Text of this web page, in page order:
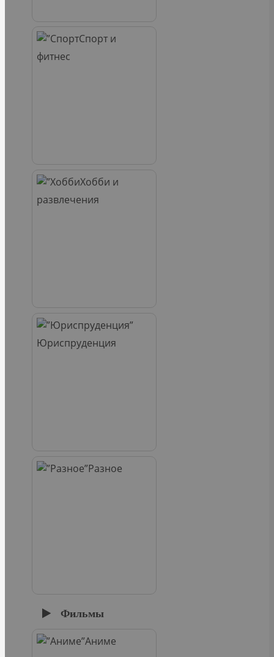
Спорт и
фитнес
Хобби и
развлечения
Юриспруденция
Разное
Фильмы
Аниме